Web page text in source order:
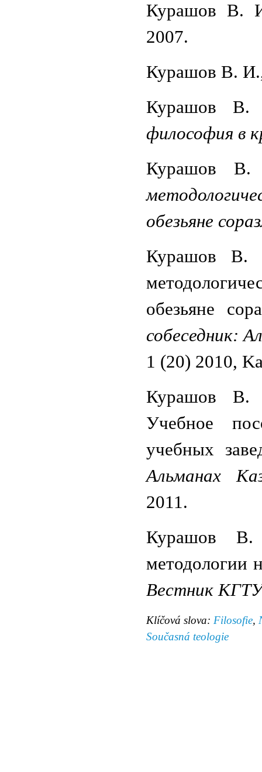
Курашов В.
2007.
Курашов В.
Курашов
философия в
Курашов
обезьяне
Курашов В.
обезьяне
собеседник:
1 (20) 2010,
Курашов В.
Учебное
учебных
Альманах
2011.
Курашов В.
методологии
Вестник
Klíčová slova: Filosofie,
Současná teologie